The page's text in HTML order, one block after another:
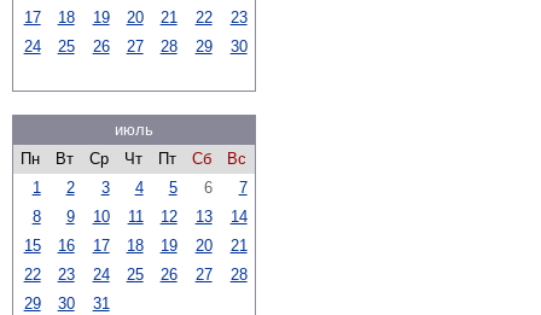
17
18 19 20 21 22
23
24
25 26 27 28 29 30
июль
Пн
Вт Ср Чт Пт Сб
Вс
1
2 3 4 5 6
7
8
9 10 11 12 13
14
15
16 17 18 19 20
21
22
23 24 25 26 27
28
29
30 31